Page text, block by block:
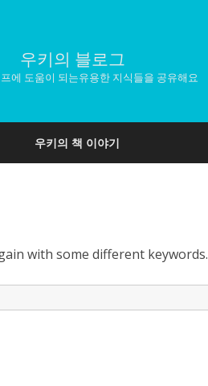
우키의 블로그
에 도움이 되는유용한 지식들을 공유해요
to
content
우키의 책 이야기
with some different keywords.